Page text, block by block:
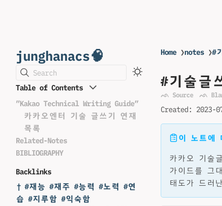
junghanacs🧠
Search
Table of Contents
”Kakao Technical Writing Guide”
카카오엔터 기술 글쓰기 연재
목록
Related-Notes
BIBLIOGRAPHY
Backlinks
† #재능 #재주 #능력 #노력 #연
습 #지루함 #익숙함
Home ❯notes ❯#
#기술글
ᨒ Source ᨒ
Created: 2023-
이 노트에
카카오 기술
가이드를 그
태도가 드러